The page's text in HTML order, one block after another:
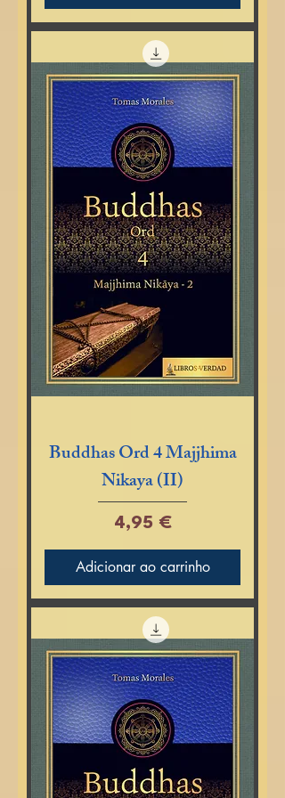
Buddhas Ord 4 Majjhima
Nikaya (II)
Preço
4,95 €
Adicionar ao carrinho